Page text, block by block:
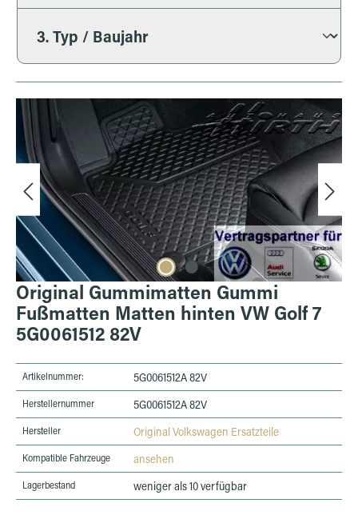
Bildergalerie überspringen
Original Gummimatten Gummi
Fußmatten Matten hinten VW Golf 7
5G0061512 82V
Artikelnummer: 5G0061512A 82V
Herstellernummer 5G0061512A 82V
Hersteller Original Volkswagen Ersatzteile
Kompatible Fahrzeuge ansehen
Lagerbestand weniger als 10 verfügbar